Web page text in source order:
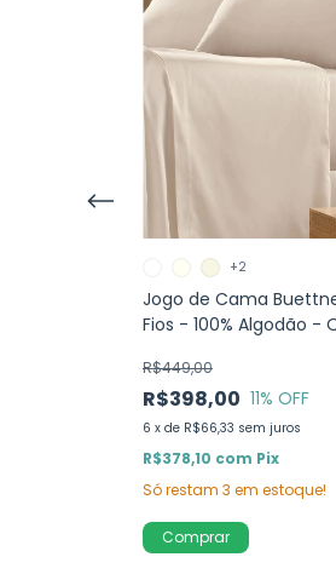
Jogo de Cama
Fios - 100% Algodão -
R$398,00
R$449,00
11% OFF
6 x de R$66,33 sem juros
R$378,10 com Pix
Só restam 3 em estoque!
+2
Comprar